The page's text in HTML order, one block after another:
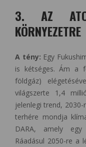
3. AZ
KÖRNYEZETRE
A tény: Egy
is kétséges. Ám a
földgáz)
világszerte 1,4
jelenlegi trend,
terhére mondja
DARA, amely egy
Ráadásul 2050-re a